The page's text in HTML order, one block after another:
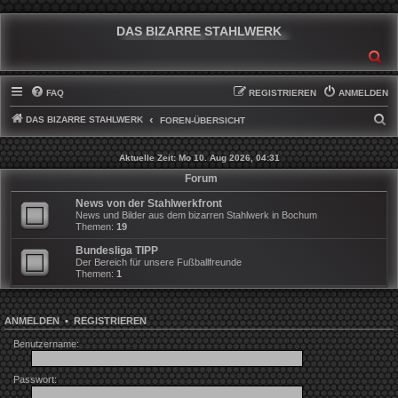
DAS BIZARRE STAHLWERK
FAQ ANMELDEN
REGISTRIEREN
DAS BIZARRE STAHLWERK FOREN-ÜBERSICHT
U
C
Aktuelle Zeit: Mo 10. Aug 2026, 04:31
Forum
News von der Stahlwerkfront
News und Bilder aus dem bizarren Stahlwerk in Bochum
Themen: 19
Bundesliga TIPP
Der Bereich für unsere Fußballfreunde
Themen: 1
ANMELDEN•REGISTRIEREN
Benutzername:
Passwort: